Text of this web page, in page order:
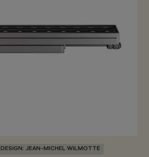
DESIGN: JEAN-MICHEL WILMOTTE